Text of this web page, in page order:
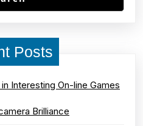
Posts
Interesting On-line Games
Brilliance